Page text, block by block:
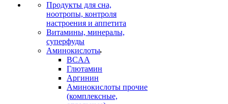
Продукты для сна,
ноотропы, контроля
настроения и аппетита
Витамины, минералы,
суперфуды
Аминокислоты
BCAA
Глютамин
Аргинин
Аминокислоты прочие
(комплексные,